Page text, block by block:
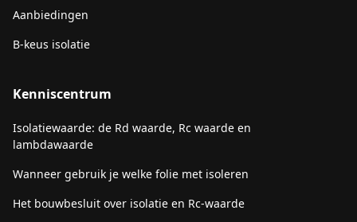
Aanbiedingen
B-keus isolatie
Kenniscentrum
Isolatiewaarde: de Rd waarde, Rc waarde en
lambdawaarde
Wanneer gebruik je welke folie met isoleren
Het bouwbesluit over isolatie en Rc-waarde